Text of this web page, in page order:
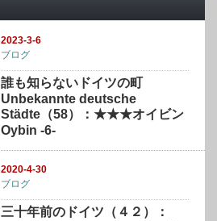
2023-3-6
ブログ
誰も知らないドイツの町
Unbekannte deutsche
Städte（58）：★★★オイビン
Oybin -6-
2020-4-30
ブログ
三十年前のドイツ（４２）：